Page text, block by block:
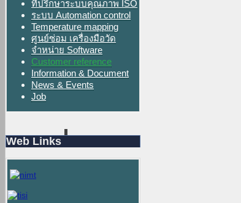
ที่ปรึกษาระบบคุณภาพ ISO
ระบบ Automation control
Temperature mapping
ศูนย์ซ่อม เครื่องมือวัด
จำหน่าย Software
Customer reference
Information & Document
News & Events
Job
Web Links